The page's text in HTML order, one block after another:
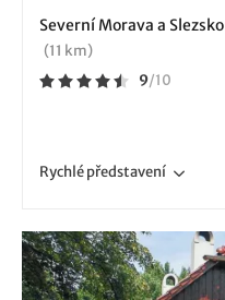
Severní Morava a Slezsko
(11 km)
9/10
Rychlépředstavení